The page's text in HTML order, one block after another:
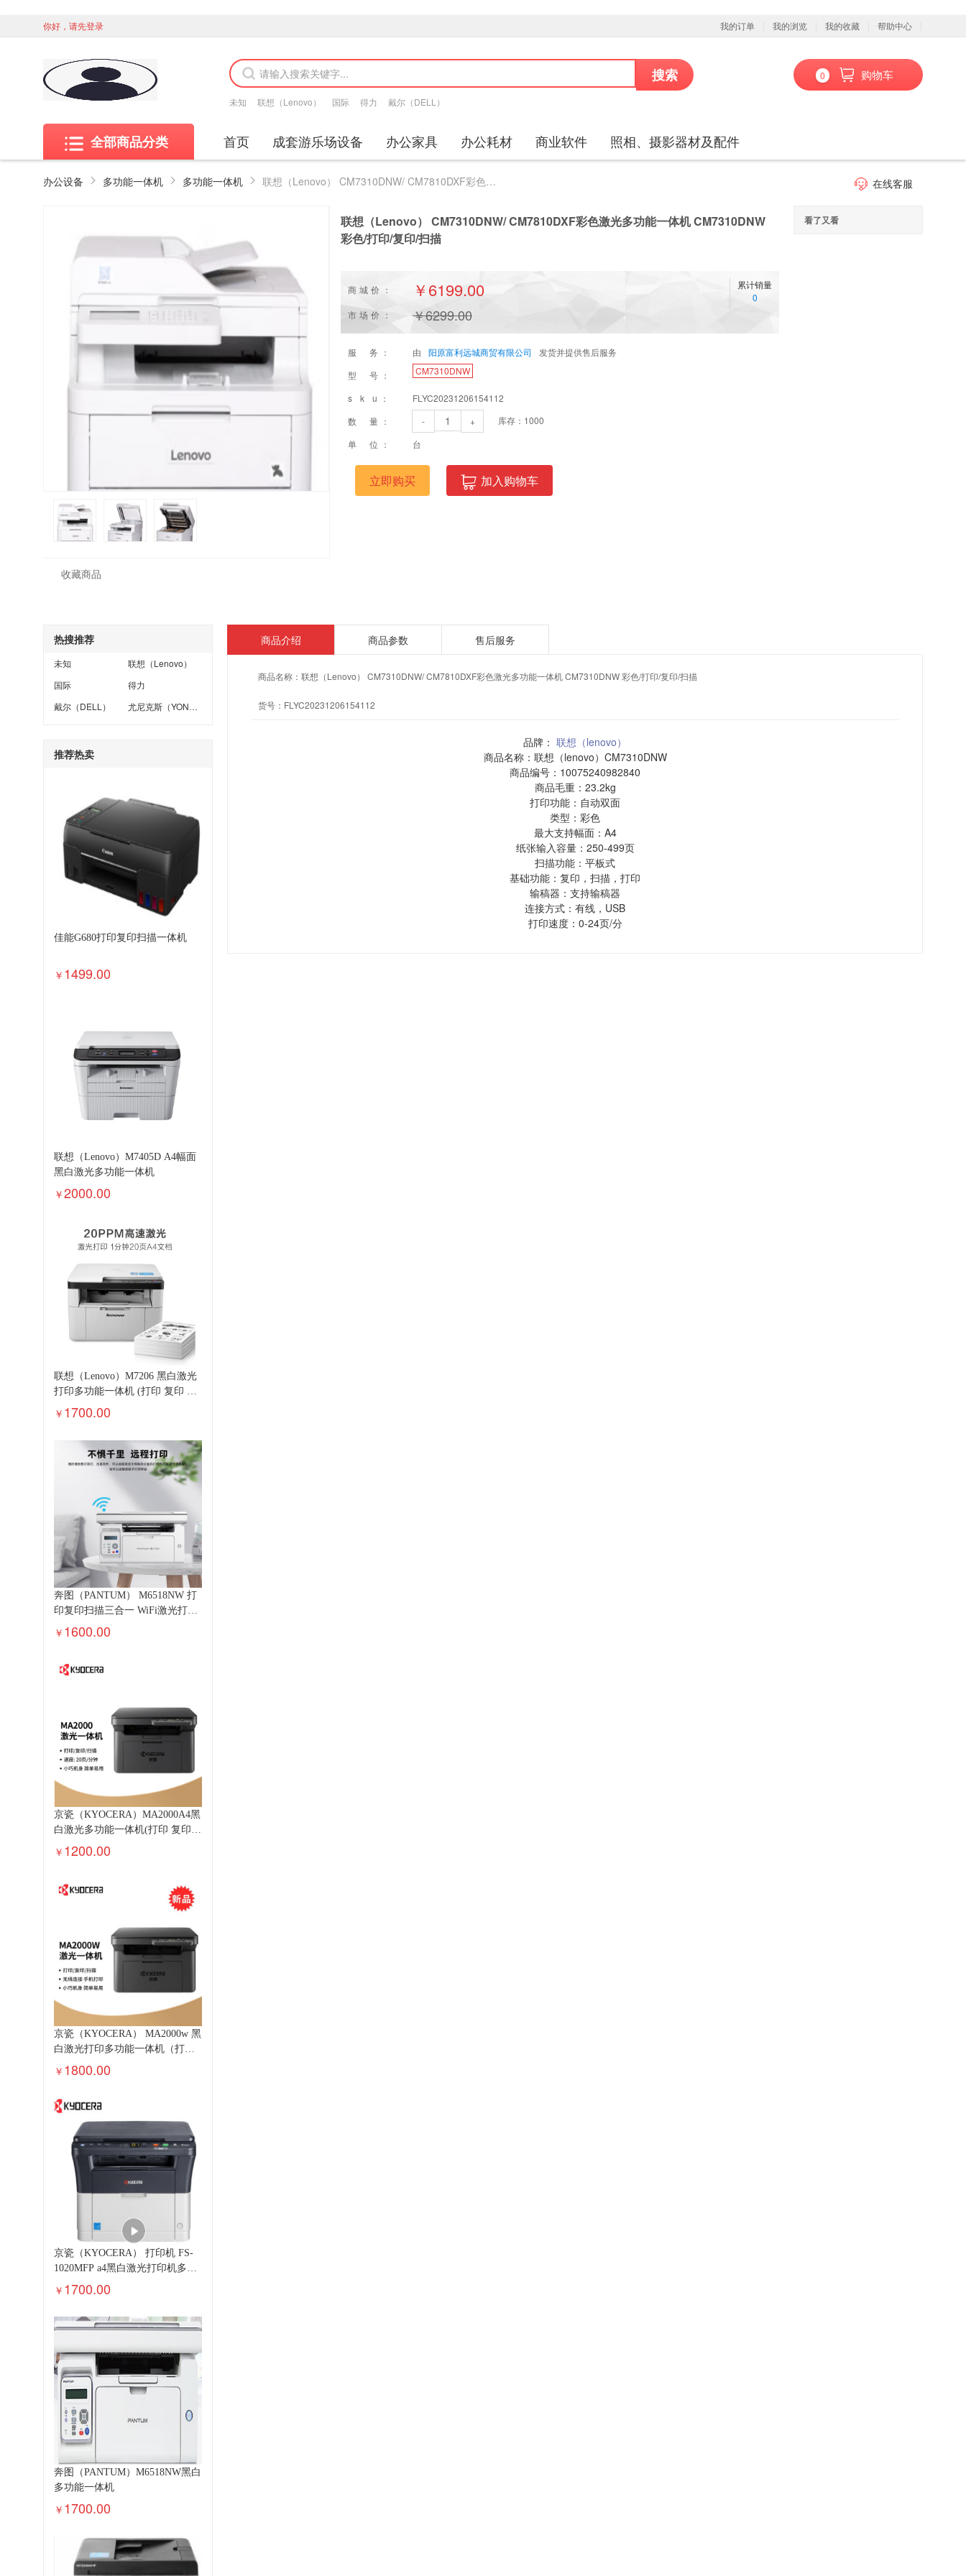
你好，请先登录 我的订单 我的浏览 我的收藏 帮助中心
搜索
未知 联想（Lenovo） 国际 得力 戴尔（DELL）
购物车
0
全部商品分类 首页 成套游乐场设备 办公家具 办公耗材 商业软件 照相、摄影器材及配件
办公设备 多功能一体机 多功能一体机 联想（Lenovo） CM7310DNW/ CM7810DXF彩色激光多功能一体机 CM7310DNW 彩色/打印/复印/扫描 在线客服
收藏商品
联想（Lenovo） CM7310DNW/ CM7810DXF彩色激光多功能一体机 CM7310DNW
彩色/打印/复印/扫描
商城价： ￥6199.00
市场价： ￥6299.00
累计销量
0
服 务： 由 阳原富利远城商贸有限公司
发货并提供售后服务
型 号：
CM7310DNW
s k u：
FLYC20231206154112
数 量：
- + 库存： 1000
单 位：
台
立即购买 加入购物车
看了又看
热搜推荐
未知
联想（Lenovo）
国际
得力
戴尔（DELL）
尤尼克斯（YONEX）
推荐热卖
佳能G680打印复印扫描一体机
￥ 1499.00
联想（Lenovo）M7405D A4幅面
黑白激光多功能一体机
￥2000.00
联想（Lenovo）M7206 黑白激光
打印多功能一体机 (打印 复印 扫
描)
￥ 1700.00
奔图（PANTUM） M6518NW 打
印复印扫描三合一 WiFi激光打印
￥ 1600.00
京瓷（KYOCERA）MA2000A4黑
白激光多功能一体机(打印 复印
扫描）
￥ 1200.00
京瓷（KYOCERA） MA2000w 黑
白激光打印多功能一体机（打印
复印 扫描）
￥ 1800.00
京瓷（KYOCERA） 打印机 FS-
1020MFP a4黑白激光打印机多功
能一体机
￥ 1700.00
奔图（PANTUM）M6518NW黑白
多功能一体机
￥ 1700.00
商品介绍 商品参数 售后服务
商品名称： 联想（Lenovo） CM7310DNW/ CM7810DXF彩色激光多功能一体机 CM7310DNW 彩色/打印/复印/扫描
货号： FLYC20231206154112
品牌： 联想（lenovo）
商品名称：联想（lenovo）CM7310DNW
商品编号：10075240982840
商品毛重：23.2kg
打印功能：自动双面
类型：彩色
最大支持幅面：A4
纸张输入容量：250-499页
扫描功能：平板式
基础功能：复印，扫描，打印
输稿器：支持输稿器
连接方式：有线，USB
打印速度：0-24页/分